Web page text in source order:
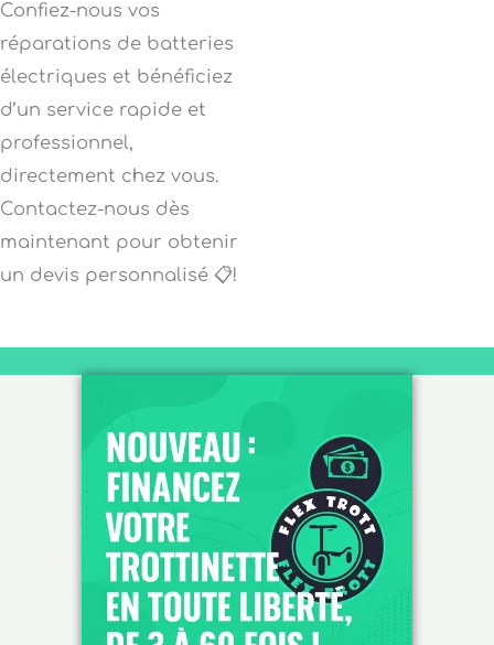
Confiez-nous vos
réparations de batteries
électriques et bénéficiez
d’un service rapide et
professionnel,
directement chez vous.
Contactez-nous dès
maintenant pour obtenir
un devis personnalisé 📋!